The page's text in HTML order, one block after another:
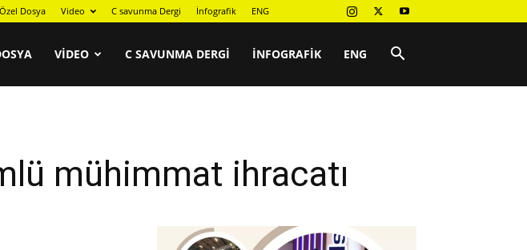
Özel Dosya Video C savunma Dergi İnfografik ENG
VIDEO C SAVUNMA DERGI İNFOGRAFIK ENG
mühimmat ihracatı